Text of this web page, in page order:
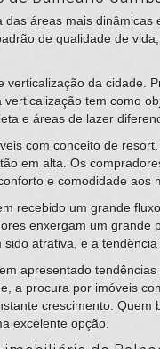
áreas mais
de qualidade de
da cidade.
tem como
e áreas de lazer
com conceito de
em alta. Os
e comodidade aos
recebido um grande
enxergam um
atrativa, e a
apresentado
a procura por imóveis
crescimento.
excelente opção.